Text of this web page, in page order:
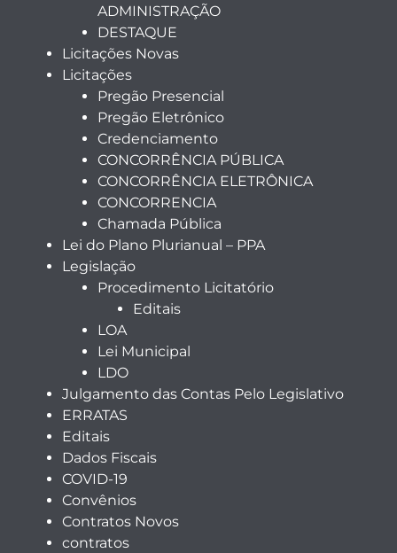
ADMINISTRAÇÃO
DESTAQUE
Licitações Novas
Licitações
Pregão Presencial
Pregão Eletrônico
Credenciamento
CONCORRÊNCIA PÚBLICA
CONCORRÊNCIA ELETRÔNICA
CONCORRENCIA
Chamada Pública
Lei do Plano Plurianual – PPA
Legislação
Procedimento Licitatório
Editais
LOA
Lei Municipal
LDO
Julgamento das Contas Pelo Legislativo
ERRATAS
Editais
Dados Fiscais
COVID-19
Convênios
Contratos Novos
contratos